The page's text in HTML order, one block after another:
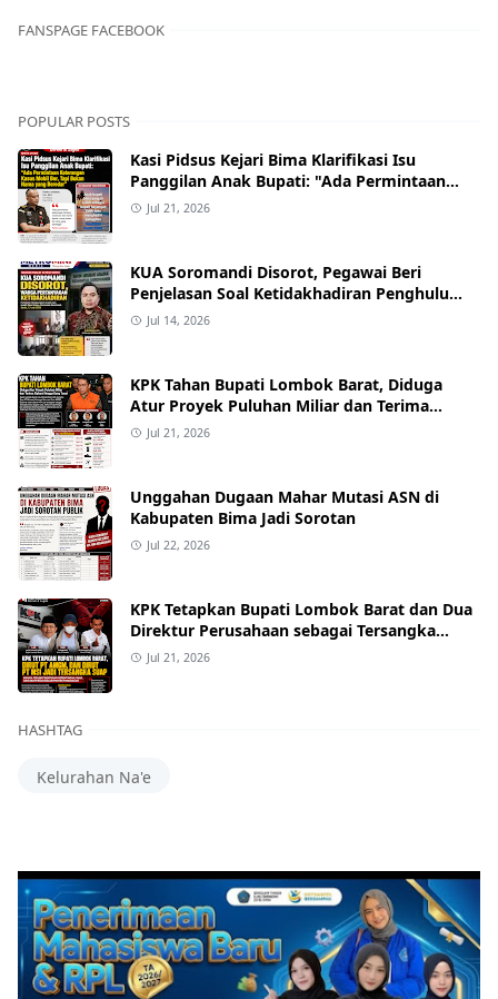
FANSPAGE FACEBOOK
POPULAR POSTS
Kasi Pidsus Kejari Bima Klarifikasi Isu
Panggilan Anak Bupati: "Ada Permintaan
Keterangan Kasus Mobil Bor, Tapi Bukan
Jul 21, 2026
KUA Soromandi Disorot, Pegawai Beri
Penjelasan Soal Ketidakhadiran Penghulu
pada Akad Nikah Mualaf
Jul 14, 2026
KPK Tahan Bupati Lombok Barat, Diduga
Atur Proyek Puluhan Miliar dan Terima
Alphard hingga Uang Tunai
Jul 21, 2026
Unggahan Dugaan Mahar Mutasi ASN di
Kabupaten Bima Jadi Sorotan
Jul 22, 2026
KPK Tetapkan Bupati Lombok Barat dan Dua
Direktur Perusahaan sebagai Tersangka
Dugaan Suap Proyek
Jul 21, 2026
HASHTAG
Kelurahan Na'e